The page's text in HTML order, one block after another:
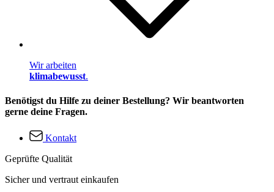
Wir arbeiten
klimabewusst.
Benötigst du Hilfe zu deiner Bestellung? Wir beantworten
gerne deine Fragen.
Kontakt
Geprüfte Qualität
Sicher und vertraut einkaufen